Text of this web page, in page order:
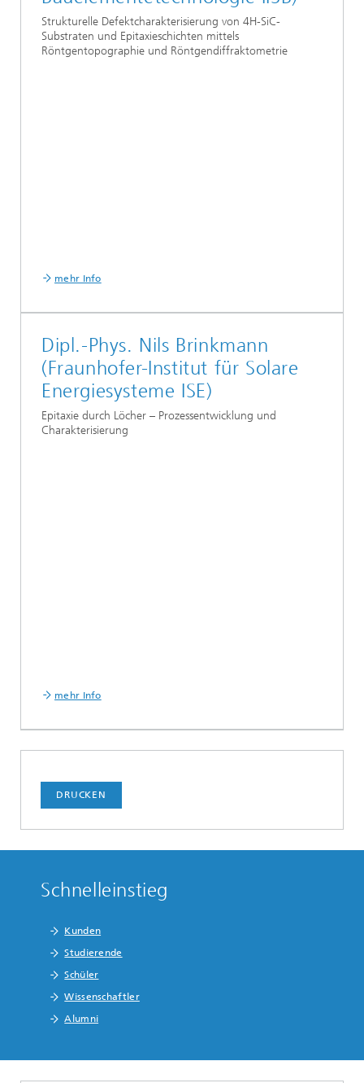
Strukturelle Defektcharakterisierung von 4H-SiC-
Substraten und Epitaxieschichten mittels
Röntgentopographie und Röntgendiffraktometrie
mehr Info
Dipl.-Phys. Nils Brinkmann
(Fraunhofer-Institut für Solare
Energiesysteme ISE)
Epitaxie durch Löcher – Prozessentwicklung und
Charakterisierung
mehr Info
DRUCKEN
Schnelleinstieg
Kunden
Studierende
Schüler
Wissenschaftler
Alumni